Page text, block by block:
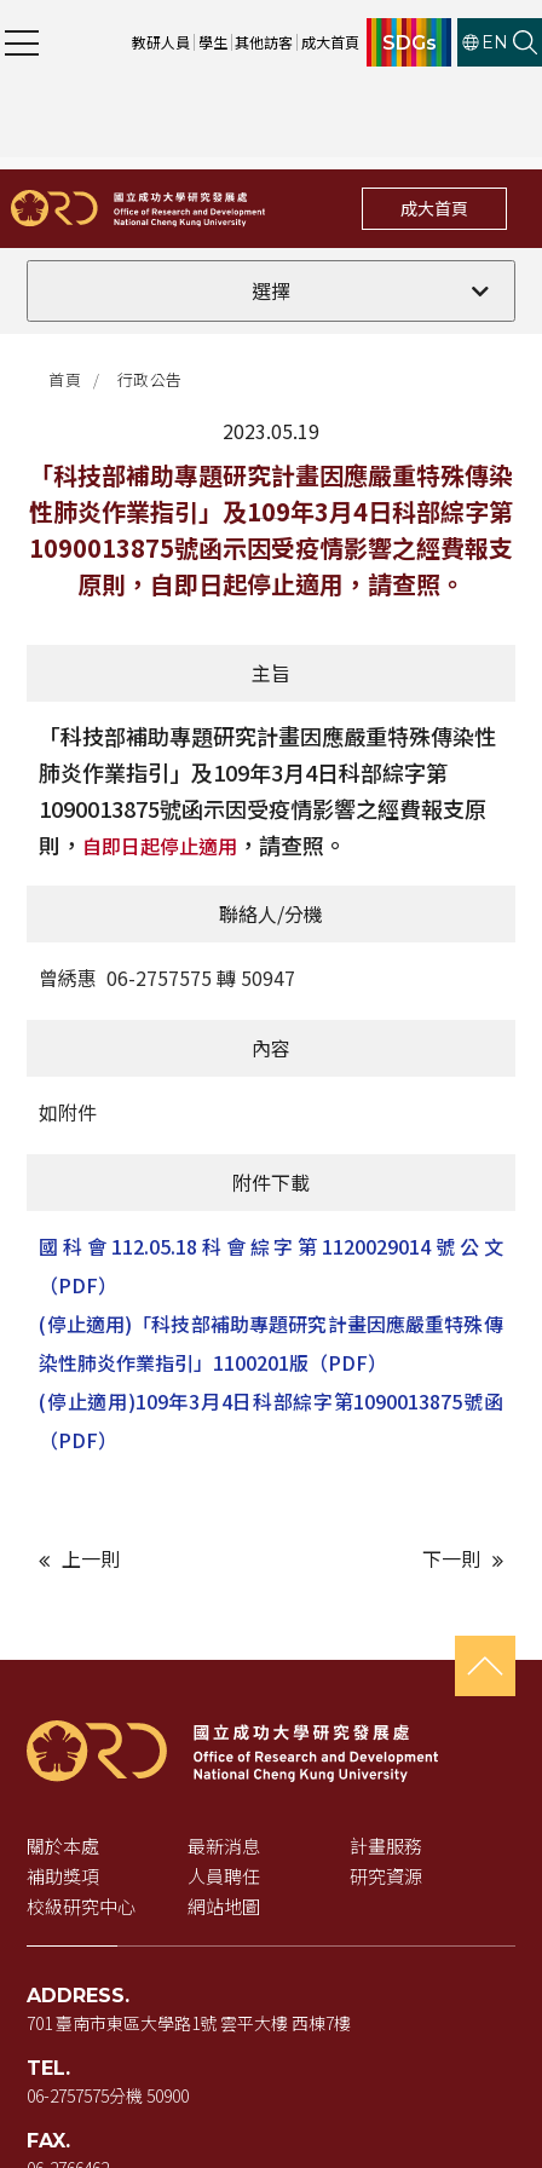
教研人員 學生 其他訪客 成大首頁 SDGs EN
成大首頁
選擇
全部
法規修訂
補助獎項
獲獎名單
其他
活動花絮
首頁 行政公告
2023.05.19
最新消息
「科技部補助專題研究計畫因應嚴重特殊傳染
性肺炎作業指引」及109年3月4日科部綜字第
1090013875號函示因受疫情影響之經費報支
原則，自即日起停止適用，請查照。
主旨
「科技部補助專題研究計畫因應嚴重特殊傳染性
肺炎作業指引」及109年3月4日科部綜字第
1090013875號函示因受疫情影響之經費報支原
則， 自即日起停止適用 ，請查照。
聯絡人/分機
曾綉惠 06-2757575 轉 50947
內容
如附件
附件下載
國科會112.05.18科會綜字第1120029014號公文
（PDF）
(停止適用)「科技部補助專題研究計畫因應嚴重特殊傳
染性肺炎作業指引」1100201版 （PDF）
(停止適用)109年3月4日科部綜字第1090013875號函
（PDF）
上一則 下一則
關於本處 最新消息
計畫服務
補助獎項
人員聘任
研究資源
校級研究中心
網站地圖
ADDRESS.
701 臺南市東區大學路1號 雲平大樓 西棟7樓
TEL.
06-2757575分機 50900
FAX.